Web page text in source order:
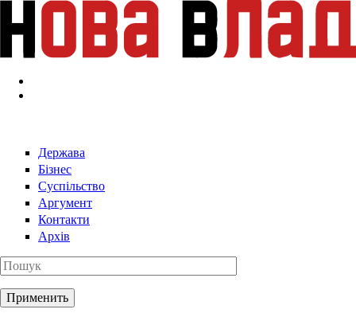
Перейти к основному содержанию
Держава
Бізнес
Суспільство
Аргумент
Контакти
Архів